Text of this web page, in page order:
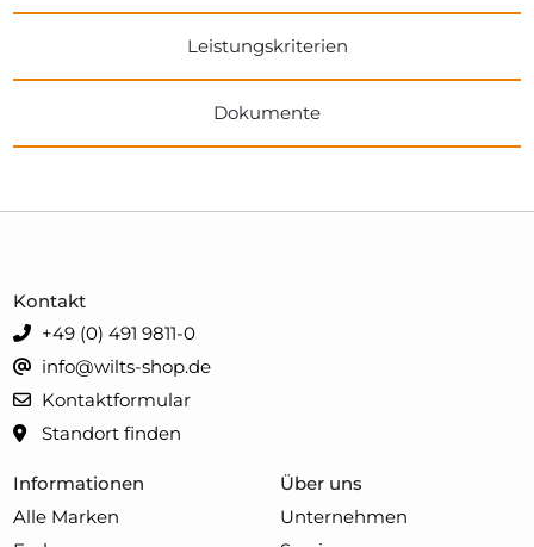
Leistungskriterien
Dokumente
Informationen
Alle Marken
Über uns
Unternehmen
Kontakt
+49 (0) 491 9811-0
info@wilts-shop.de
Kontaktformular
Standort finden